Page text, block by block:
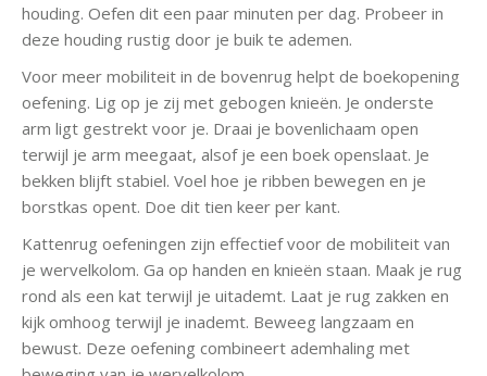
houding. Oefen dit een paar minuten per dag. Probeer in
deze houding rustig door je buik te ademen.
Voor meer mobiliteit in de bovenrug helpt de boekopening
oefening. Lig op je zij met gebogen knieën. Je onderste
arm ligt gestrekt voor je. Draai je bovenlichaam open
terwijl je arm meegaat, alsof je een boek openslaat. Je
bekken blijft stabiel. Voel hoe je ribben bewegen en je
borstkas opent. Doe dit tien keer per kant.
Kattenrug oefeningen zijn effectief voor de mobiliteit van
je wervelkolom. Ga op handen en knieën staan. Maak je rug
rond als een kat terwijl je uitademt. Laat je rug zakken en
kijk omhoog terwijl je inademt. Beweeg langzaam en
bewust. Deze oefening combineert ademhaling met